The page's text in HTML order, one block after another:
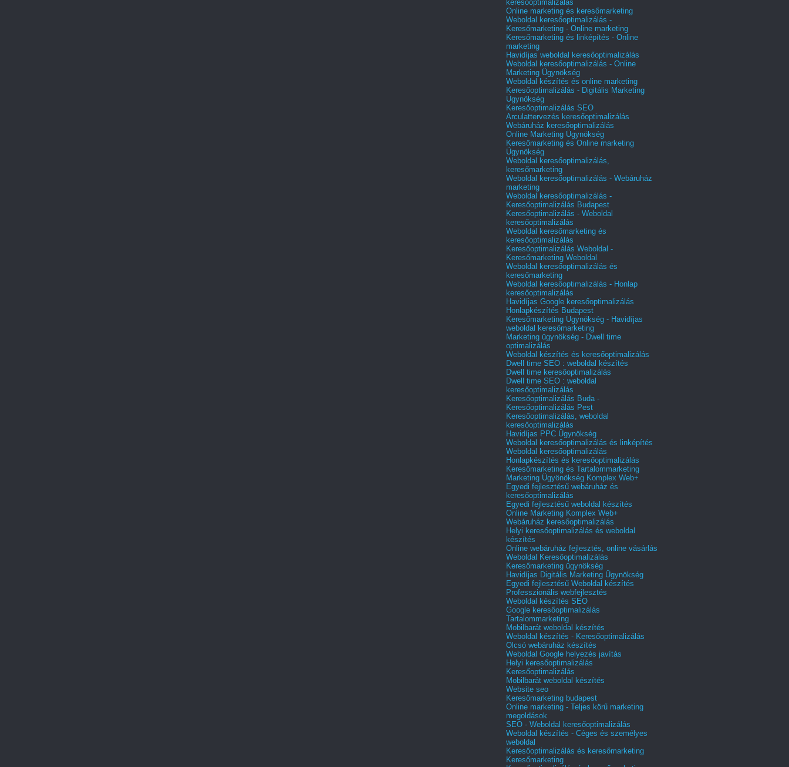
keresőoptimalizálás
Online marketing és keresőmarketing
Weboldal keresőoptimalizálás -
Keresőmarketing - Online marketing
Keresőmarketing és linképítés - Online
marketing
Havidíjas weboldal keresőoptimalizálás
Weboldal keresőoptimalizálás - Online
Marketing Ügynökség
Weboldal készítés és online marketing
Keresőoptimalizálás - Digitális Marketing
Ügynökség
Keresőoptimalizálás SEO
Arculattervezés keresőoptimalizálás
Webáruház keresőoptimalizálás
Online Marketing Ügynökség
Keresőmarketing és Online marketing
Ügynökség
Weboldal keresőoptimalizálás,
keresőmarketing
Weboldal keresőoptimalizálás - Webáruház
marketing
Weboldal keresőoptimalizálás -
Keresőoptimalizálás Budapest
Keresőoptimalizálás - Weboldal
keresőoptimalizálás
Weboldal keresőmarketing és
keresőoptimalizálás
Keresőoptimalizálás Weboldal -
Keresőmarketing Weboldal
Weboldal keresőoptimalizálás és
keresőmarketing
Weboldal keresőoptimalizálás - Honlap
keresőoptimalizálás
Havidíjas Google keresőoptimalizálás
Honlapkészítés Budapest
Keresőmarketing Ügynökség - Havidíjas
weboldal keresőmarketing
Marketing ügynökség - Dwell time
optimalizálás
Weboldal készítés és keresőoptimalizálás
Dwell time SEO : weboldal készítés
Dwell time keresőoptimalizálás
Dwell time SEO : weboldal
keresőoptimalizálás
Keresőoptimalizálás Buda -
Keresőoptimalizálás Pest
Keresőoptimalizálás, weboldal
keresőoptimalizálás
Havidíjas PPC Ügynökség
Weboldal keresőoptimalizálás és linképítés
Weboldal keresőoptimalizálás
Honlapkészítés és keresőoptimalizálás
Keresőmarketing és Tartalommarketing
Marketing Ügyönökség Komplex Web+
Egyedi fejlesztésű webáruház és
keresőoptimalizálás
Egyedi fejlesztésű weboldal készítés
Online Marketing Komplex Web+
Webáruház keresőoptimalizálás
Helyi keresőoptimalizálás és weboldal
készítés
Online webáruház fejlesztés, online vásárlás
Weboldal Keresőoptimalizálás
Keresőmarketing ügynökség
Havidíjas Digitális Marketing Ügynökség
Egyedi fejlesztésű Weboldal készítés
Professzionális webfejlesztés
Weboldal készítés SEO
Google keresőoptimalizálás
Tartalommarketing
Mobilbarát weboldal készítés
Weboldal készítés - Keresőoptimalizálás
Olcsó webáruház készítés
Weboldal Google helyezés javítás
Helyi keresőoptimalizálás
Keresőoptimalizálás
Mobilbarát weboldal készítés
Website seo
Keresőmarketing budapest
Online marketing - Teljes körű marketing
megoldások
SEO - Weboldal keresőoptimalizálás
Weboldal készítés - Céges és személyes
weboldal
Keresőoptimalizálás és keresőmarketing
Keresőmarketing